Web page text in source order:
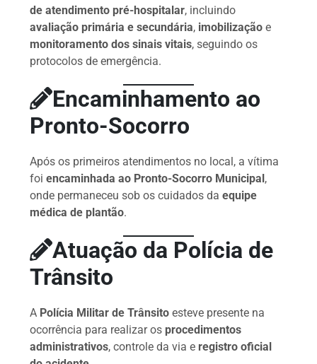
de atendimento pré-hospitalar, incluindo
avaliação primária e secundária, imobilização e
monitoramento dos sinais vitais, seguindo os
protocolos de emergência.
Encaminhamento ao
Pronto-Socorro
Após os primeiros atendimentos no local, a vítima
foiencaminhada ao Pronto-Socorro Municipal,
onde permaneceu sob os cuidados daequipe
médica de plantão.
Atuação da Polícia de
Trânsito
A Polícia Militar de Trânsito esteve presente na
ocorrência para realizar os procedimentos
administrativos, controle da via e registro oficial